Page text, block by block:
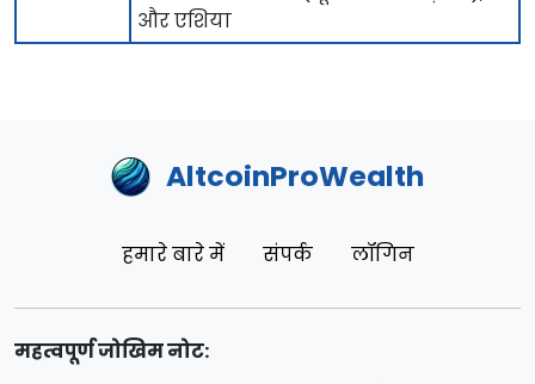
और एशिया
AltcoinProWealth
हमारे बारे में संपर्क लॉगिन
महत्वपूर्ण जोखिम नोट: